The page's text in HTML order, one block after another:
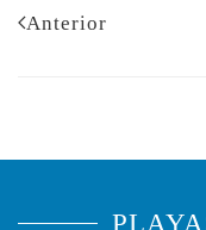
Anterior